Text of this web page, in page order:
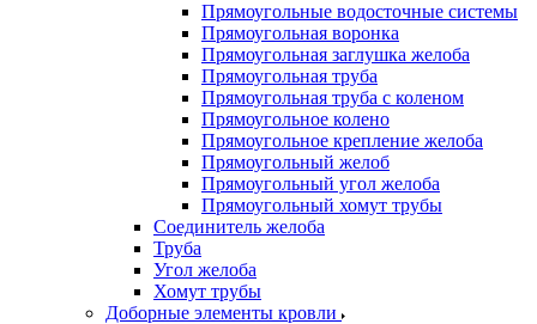
Прямоугольные водосточные системы
Прямоугольная воронка
Прямоугольная заглушка желоба
Прямоугольная труба
Прямоугольная труба c коленом
Прямоугольное колено
Прямоугольное крепление желоба
Прямоугольный желоб
Прямоугольный угол желоба
Прямоугольный хомут трубы
Соединитель желоба
Труба
Угол желоба
Хомут трубы
Доборные элементы кровли